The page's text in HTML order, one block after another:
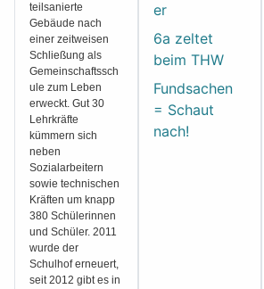
teilsanierte
Gebäude nach
einer zeitweisen
Schließung als
Gemeinschaftssch
ule zum Leben
erweckt. Gut 30
Lehrkräfte
kümmern sich
neben
Sozialarbeitern
sowie technischen
Kräften um knapp
380 Schülerinnen
und Schüler. 2011
wurde der
Schulhof erneuert,
seit 2012 gibt es in
er
6a zeltet
beim THW
Fundsachen
= Schaut
nach!